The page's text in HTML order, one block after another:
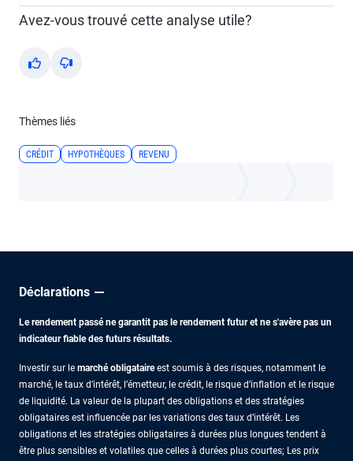
Avez-vous trouvé cette analyse utile?
Yes No
Thèmes liés
CRÉDIT HYPOTHÈQUES REVENU
Déclarations
Le rendement passé ne garantit pas le rendement futur et ne s'avère pas un
indicateur fiable des futurs résultats.
Investir sur le marché obligataireest soumis à des risques, notamment le
marché, le taux d’intérêt, l’émetteur, le crédit, le risque d’inflation et le risque
de liquidité. La valeur de la plupart des obligations et des stratégies
obligataires est influencée par les variations des taux d’intérêt. Les
obligations et les stratégies obligataires à durées plus longues tendent à
être plus sensibles et volatiles que celles à durées plus courtes; Les prix